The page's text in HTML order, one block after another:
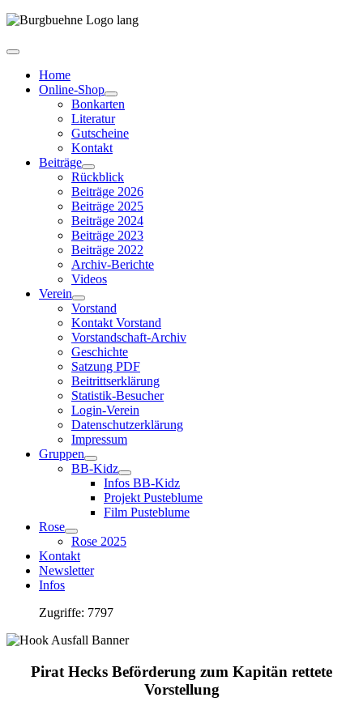
Home
Online-Shop
Bonkarten
Literatur
Gutscheine
Kontakt
Beiträge
Rückblick
Beiträge 2026
Beiträge 2025
Beiträge 2024
Beiträge 2023
Beiträge 2022
Archiv-Berichte
Videos
Verein
Vorstand
Kontakt Vorstand
Vorstandschaft-Archiv
Geschichte
Satzung PDF
Beitrittserklärung
Statistik-Besucher
Login-Verein
Datenschutzerklärung
Impressum
Gruppen
BB-Kidz
Infos BB-Kidz
Projekt Pusteblume
Film Pusteblume
Rose
Rose 2025
Kontakt
Newsletter
Infos
Zugriffe: 7797
Pirat Hecks Beförderung zum Kapitän rettete
Vorstellung